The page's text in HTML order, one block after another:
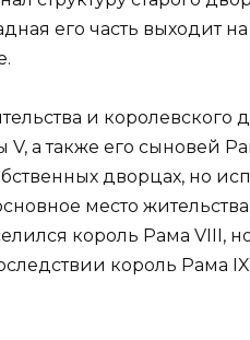
его часть выходит на
и королевского
а также его сыновей
дворцах, но
место
король Рама VIII,
король Рама